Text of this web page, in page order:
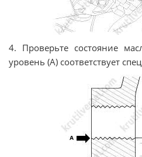
4. Проверьте состояние
уровень (A) соответствует